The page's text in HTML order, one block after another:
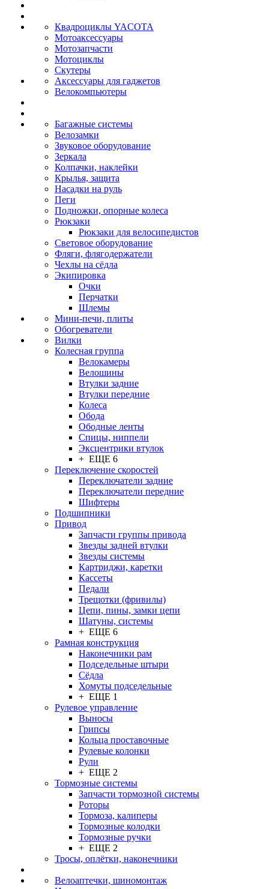
Квадроциклы YACOTA
Мотоаксессуары
Мотозапчасти
Мотоциклы
Скутеры
Аксессуары для гаджетов
Велокомпьютеры
Багажные системы
Велозамки
Звуковое оборудование
Зеркала
Колпачки, наклейки
Крылья, защита
Насадки на руль
Пеги
Подножки, опорные колеса
Рюкзаки
Рюкзаки для велосипедистов
Световое оборудование
Фляги, флягодержатели
Чехлы на сёдла
Экипировка
Очки
Перчатки
Шлемы
Мини-печи, плиты
Обогреватели
Вилки
Колесная группа
Велокамеры
Велошины
Втулки задние
Втулки передние
Колеса
Обода
Ободные ленты
Спицы, ниппели
Эксцентрики втулок
+ ЕЩЕ 6
Переключение скоростей
Переключатели задние
Переключатели передние
Шифтеры
Подшипники
Привод
Запчасти группы привода
Звезды задней втулки
Звезды системы
Картриджи, каретки
Кассеты
Педали
Трещотки (фривилы)
Цепи, пины, замки цепи
Шатуны, системы
+ ЕЩЕ 6
Рамная конструкция
Наконечники рам
Подседельные штыри
Сёдла
Хомуты подседельные
+ ЕЩЕ 1
Рулевое управление
Выносы
Грипсы
Кольца проставочные
Рулевые колонки
Рули
+ ЕЩЕ 2
Тормозные системы
Запчасти тормозной системы
Роторы
Тормоза, калиперы
Тормозные колодки
Тормозные ручки
+ ЕЩЕ 2
Тросы, оплётки, наконечники
Велоаптечки, шиномонтаж